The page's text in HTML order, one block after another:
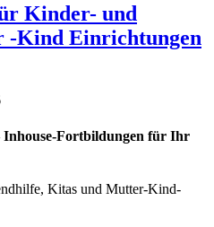
Kinder- und
-Kind Einrichtungen
Fortbildungen für Ihr
Kitas und Mutter-Kind-